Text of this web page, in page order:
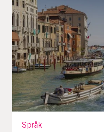
Språk